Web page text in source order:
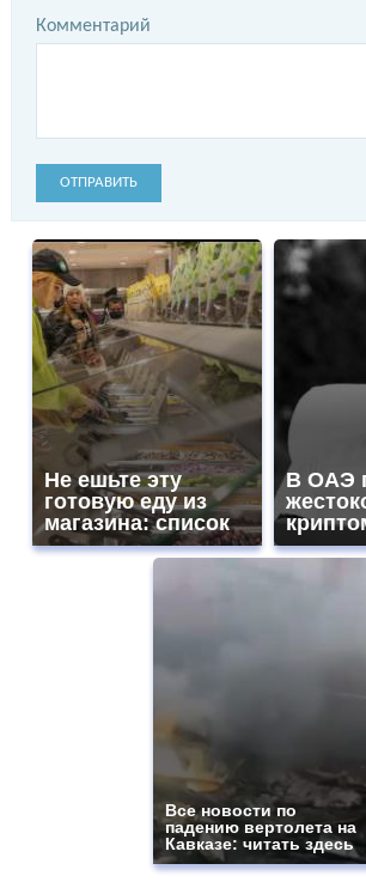
Комментарий
ОТПРАВИТЬ
Не ешьте эту
готовую еду из
магазина: список
В ОАЭ
Все новости по
падению вертолета на
Кавказе: читать здесь